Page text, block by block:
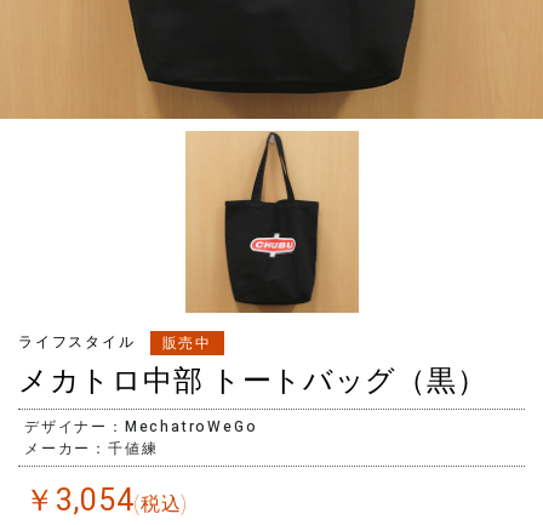
ライフスタイル 販売中
メカトロ中部 トートバッグ（黒）
デザイナー：MechatroWeGo
メーカー：千値練
￥3,054(税込)